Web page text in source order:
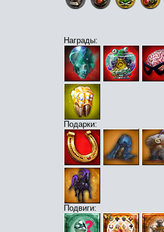
Награды:
Подарки:
Подвиги: